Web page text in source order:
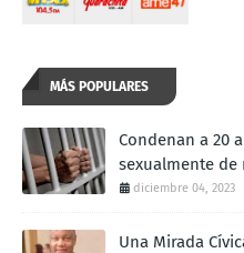
MÁS POPULARES
Condenan a 20
sexualmente de
diciembre 04, 2023
Una Mirada